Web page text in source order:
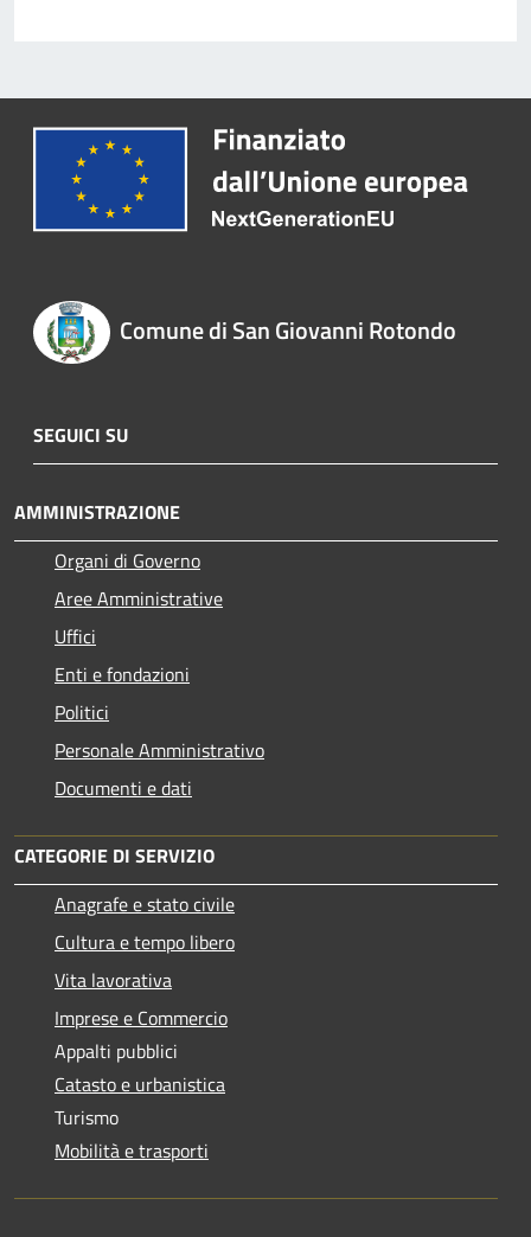
Comune di San Giovanni Rotondo
SEGUICI SU
AMMINISTRAZIONE
Organi di Governo
Aree Amministrative
Uffici
Enti e fondazioni
Politici
Personale Amministrativo
Documenti e dati
CATEGORIE DI SERVIZIO
Anagrafe e stato civile
Cultura e tempo libero
Vita lavorativa
Imprese e Commercio
Appalti pubblici
Catasto e urbanistica
Turismo
Mobilità e trasporti